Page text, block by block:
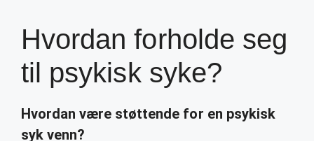
Hvordan forholde seg
til psykisk syke?
Hvordan være støttende for en psykisk
syk venn?